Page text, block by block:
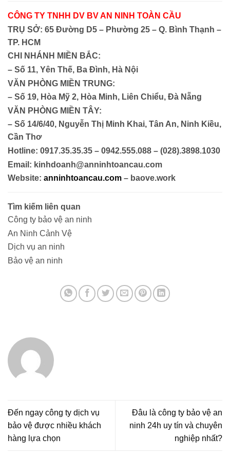
CÔNG TY TNHH DV BV AN NINH TOÀN CẦU
TRỤ SỞ: 65 Đường D5 – Phường 25 – Q. Bình Thạnh –
TP. HCM
CHI NHÁNH MIỀN BẮC:
– Số 11, Yên Thế, Ba Đình, Hà Nội
VĂN PHÒNG MIỀN TRUNG:
– Số 19, Hòa Mỹ 2, Hòa Minh, Liên Chiểu, Đà Nẵng
VĂN PHÒNG MIỀN TÂY:
– Số 14/6/40, Nguyễn Thị Minh Khai, Tân An, Ninh Kiều,
Cần Thơ
Hotline: 0917.35.35.35 – 0942.555.088 – (028).3898.1030
Email: kinhdoanh@anninhtoancau.com
Website: anninhtoancau.com – baove.work
Tìm kiếm liên quan
Công ty bảo vệ an ninh
An Ninh Cảnh Vệ
Dịch vụ an ninh
Bảo vệ an ninh
Đến ngay công ty dịch vụ
bảo vệ được nhiều khách
hàng lựa chọn
Đâu là công ty bảo vệ an
ninh 24h uy tín và chuyên
nghiệp nhất?